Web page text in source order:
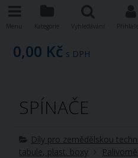
0,00 Kč s DPH
SPÍNAČE
Díly pro zemědělskou
tabule, plast. boxy
Menu Kategorie Vyhledávání